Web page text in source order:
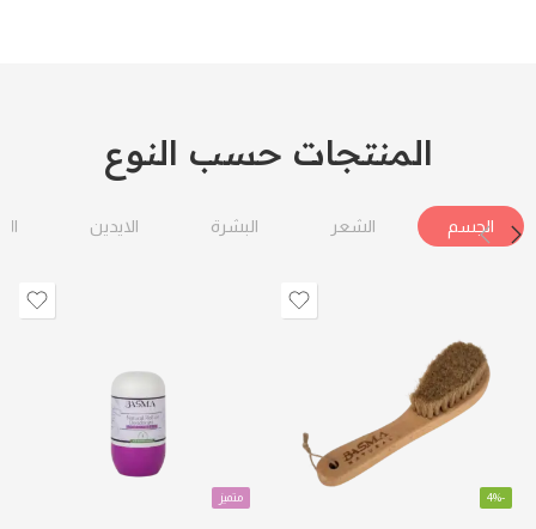
المنتجات حسب النوع
الجسم الشعر البشرة الايدين
-4% متميز